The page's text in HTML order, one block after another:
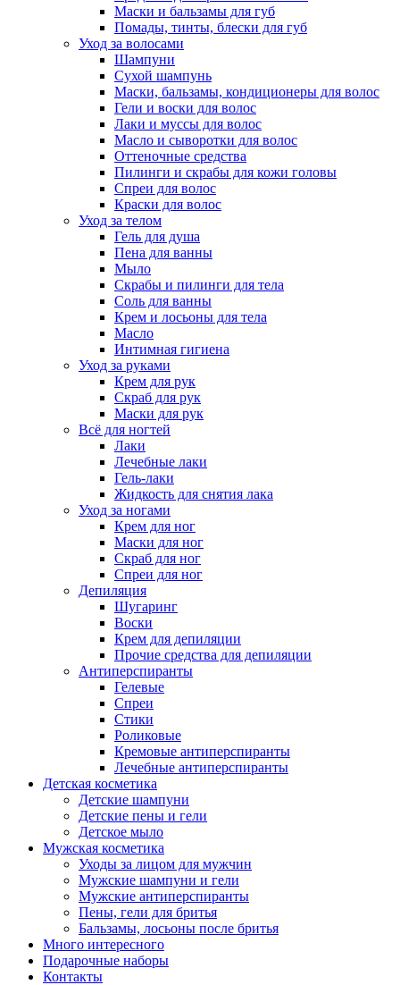
Маски и бальзамы для губ
Помады, тинты, блески для губ
Уход за волосами
Шампуни
Сухой шампунь
Маски, бальзамы, кондиционеры для волос
Гели и воски для волос
Лаки и муссы для волос
Масло и сыворотки для волос
Оттеночные средства
Пилинги и скрабы для кожи головы
Спреи для волос
Краски для волос
Уход за телом
Гель для душа
Пена для ванны
Мыло
Скрабы и пилинги для тела
Соль для ванны
Крем и лосьоны для тела
Масло
Интимная гигиена
Уход за руками
Крем для рук
Скраб для рук
Маски для рук
Всё для ногтей
Лаки
Лечебные лаки
Гель-лаки
Жидкость для снятия лака
Уход за ногами
Крем для ног
Маски для ног
Скраб для ног
Спреи для ног
Депиляция
Шугаринг
Воски
Крем для депиляции
Прочие средства для депиляции
Антиперспиранты
Гелевые
Спреи
Стики
Роликовые
Кремовые антиперспиранты
Лечебные антиперспиранты
Детская косметика
Детские шампуни
Детские пены и гели
Детское мыло
Мужская косметика
Уходы за лицом для мужчин
Мужские шампуни и гели
Мужские антиперспиранты
Пены, гели для бритья
Бальзамы, лосьоны после бритья
Много интересного
Подарочные наборы
Контакты